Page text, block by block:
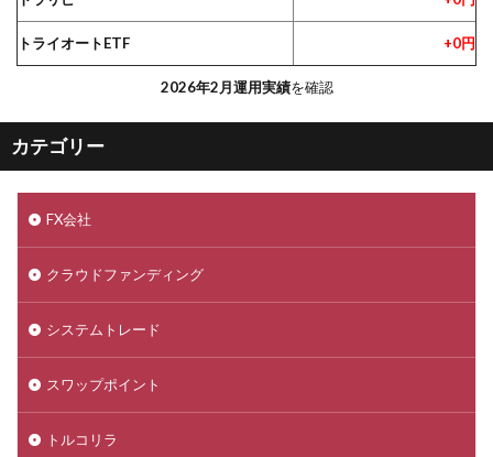
トライオートETF +0円
2026年2月運用実績を確認
カテゴリー
FX会社
クラウドファンディング
システムトレード
スワップポイント
トルコリラ